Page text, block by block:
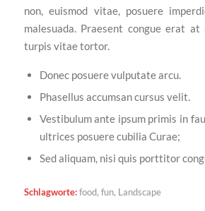
non, euismod vitae, posuere
malesuada. Praesent congue erat at
turpis vitae tortor.
Donec posuere vulputate arcu.
Phasellus accumsan cursus velit.
Vestibulum ante ipsum primis in
ultrices posuere cubilia Curae;
Sed aliquam, nisi quis porttitor
Schlagworte: food, fun, Landscape